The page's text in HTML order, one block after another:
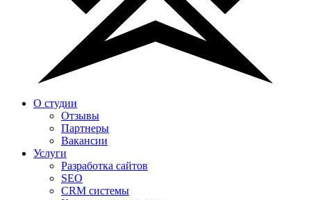
О студии
Отзывы
Партнеры
Вакансии
Услуги
Разработка сайтов
SEO
CRM системы